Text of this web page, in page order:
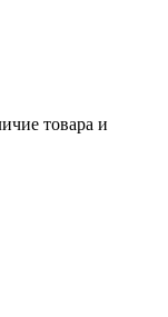
товара и